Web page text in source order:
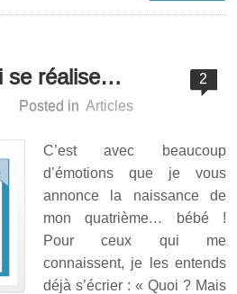
se réalise…
Posted in Articles
2
C’est avec beaucoup
d’émotions que je vous
annonce la naissance de
mon quatrième… bébé !
Pour ceux qui me
connaissent, je les entends
déjà s’écrier : « Quoi ? Mais